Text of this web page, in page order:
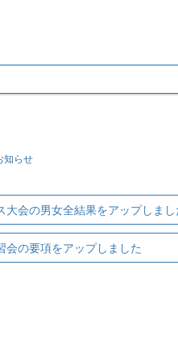
知らせ
大会の男女全結果をアップしまし
会の要項をアップしました